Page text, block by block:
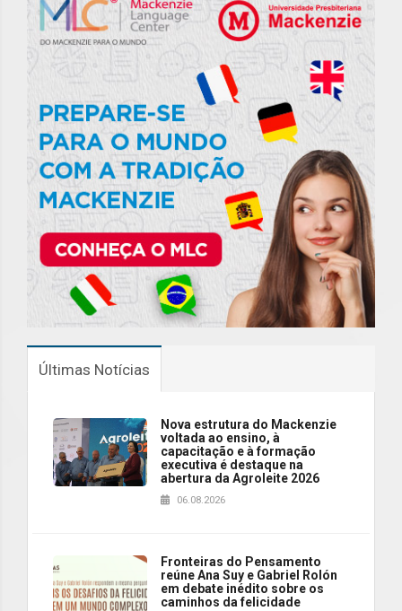
Últimas Notícias
Nova estrutura do Mackenzie
voltada ao ensino, à
capacitação e à formação
executiva é destaque na
abertura da Agroleite 2026
06.08.2026
Fronteiras do Pensamento
reúne Ana Suy e Gabriel Rolón
em debate inédito sobre os
caminhos da felicidade